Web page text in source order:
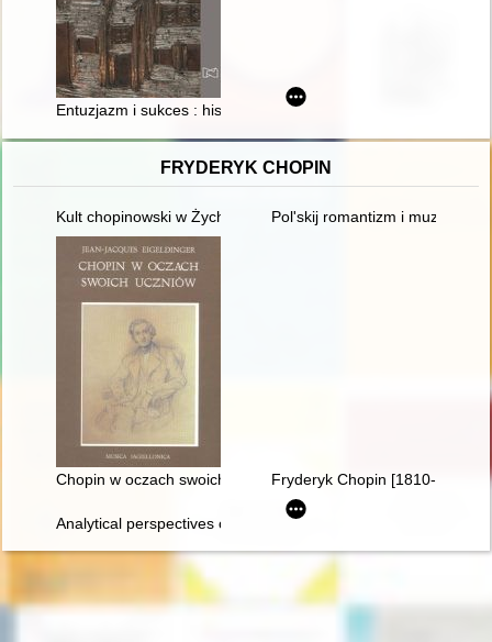
Entuzjazm i sukces : historia pokazu obrazu" Dziewica
FRYDERYK CHOPIN
Kult chopinowski w Żychlinie Pol'skij romantizm i
Chopin w oczach swoich uczniówFryderyk Chopin [1810-1949]
Analytical perspectives on the music of Chopin